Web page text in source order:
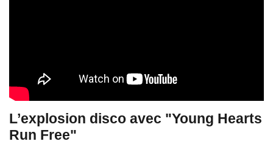
L’explosion disco avec "Young Hearts
Run Free"